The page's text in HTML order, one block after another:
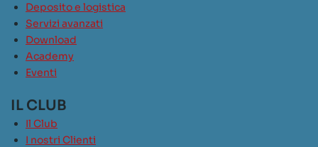
Deposito e logistica
Servizi avanzati
Download
Academy
Eventi
IL CLUB
Il Club
I nostri Clienti